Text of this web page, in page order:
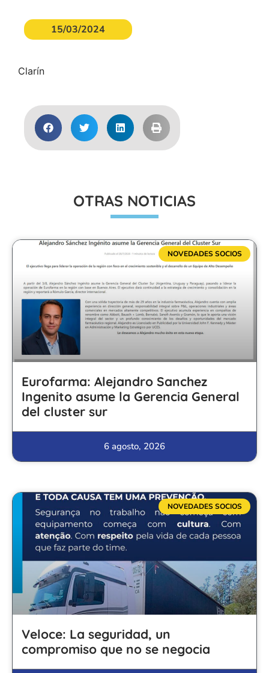
15/03/2024
Clarín
OTRAS NOTICIAS
NOVEDADES SOCIOS
Eurofarma: Alejandro Sanchez
Ingenito asume la Gerencia General
del cluster sur
6 agosto, 2026
NOVEDADES SOCIOS
Veloce: La seguridad, un
compromiso que no se negocia